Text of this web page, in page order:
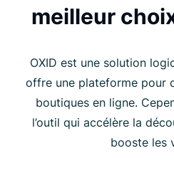
meilleur
OXID est une solution
offre une plateforme pour
boutiques en ligne.
l’outil qui accélère la
booste les